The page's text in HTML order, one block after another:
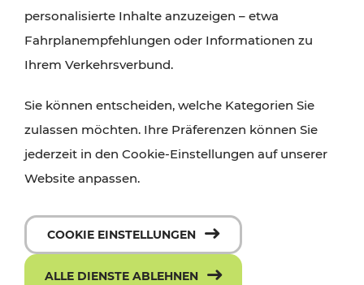
personalisierte Inhalte anzuzeigen – etwa
Fahrplanempfehlungen oder Informationen zu
Ihrem Verkehrsverbund.
Sie können entscheiden, welche Kategorien Sie
zulassen möchten. Ihre Präferenzen können Sie
jederzeit in den Cookie-Einstellungen auf unserer
Website anpassen.
COOKIE EINSTELLUNGEN
ALLE DIENSTE ABLEHNEN